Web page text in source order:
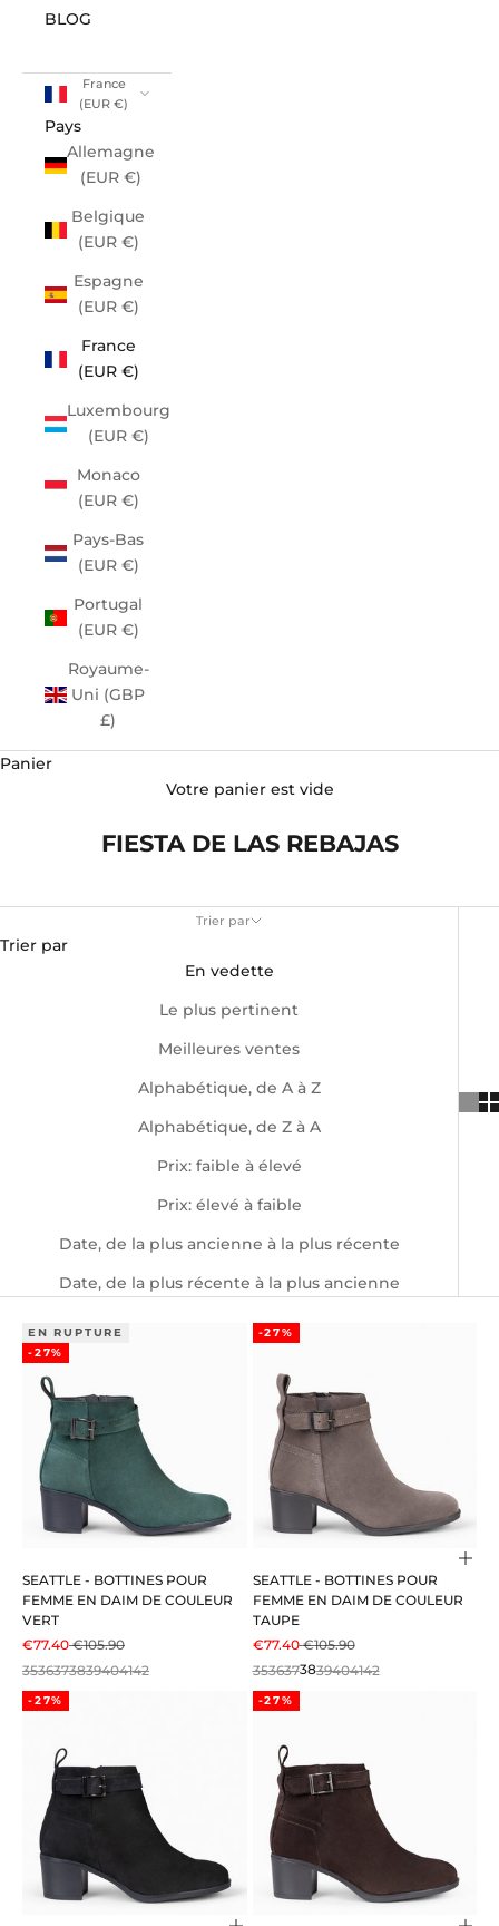
BLOG
France
(EUR €)
Pays
Allemagne
(EUR €)
Belgique
(EUR €)
Espagne
(EUR €)
France
(EUR €)
Luxembourg
(EUR €)
Monaco
(EUR €)
Pays-Bas
(EUR €)
Portugal
(EUR €)
Royaume-
Uni (GBP
£)
Panier
Votre panier est vide
FIESTA DE LAS REBAJAS
Trier par
Trier par
En vedette
Le plus pertinent
Meilleures ventes
Alphabétique, de A à Z
Alphabétique, de Z à A
Prix: faible à élevé
Prix: élevé à faible
Date, de la plus ancienne à la plus récente
Date, de la plus récente à la plus ancienne
EN RUPTURE
-27%
SEATTLE - BOTTINES POUR
FEMME EN DAIM DE COULEUR
VERT
PRIX DE VENTE
€77.40PRIX NORMAL
€105.90
3536373839404142
-27%
SEATTLE - BOTTINES POUR
FEMME EN DAIM DE COULEUR
TAUPE
PRIX DE VENTE
€77.40PRIX NORMAL
€105.90
3536373839404142
-27% -27%